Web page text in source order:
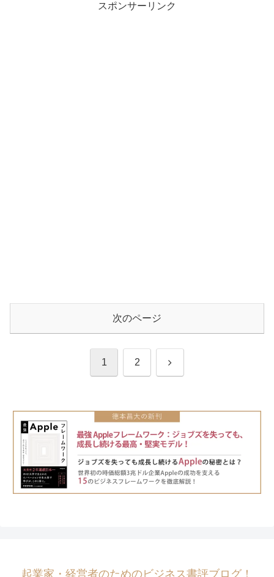
スポンサーリンク
次のページ
1 2 次
起業家・経営者のためのビジネス書評ブログ！